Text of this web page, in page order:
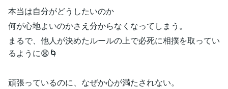
本当は自分がどうしたいのか
何が心地よいのかさえ分からなくなってしまう。
まるで、他人が決めたルールの上で必死に相撲を取ってい
るように😫🌀
頑張っているのに、なぜか心が満たされない。